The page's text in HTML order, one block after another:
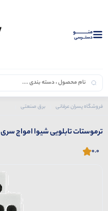
منــــــــــــو
دستــرسی
فروشگاه پسران عرفانی برق صنعتی
ترموستات تابلویی شیوا امواج سری M مدل TC-70C/H
0.0